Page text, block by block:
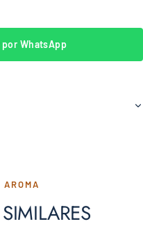
WhatsApp